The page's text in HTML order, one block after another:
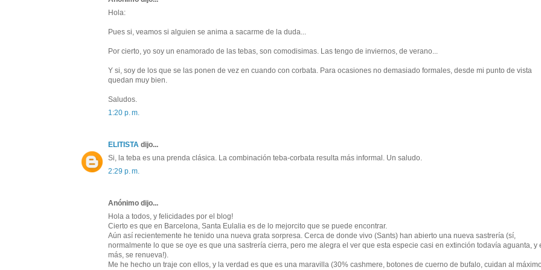
Hola:
Pues si, veamos si alguien se anima a sacarme de la duda...
Por cierto, yo soy un enamorado de las tebas, son comodisimas. Las tengo de inviernos, de verano...
Y si, soy de los que se las ponen de vez en cuando con corbata. Para ocasiones no demasiado formales, desde mi punto de vista
quedan muy bien.
Saludos.
1:20 p. m.
ELITISTA dijo...
Si, la teba es una prenda clásica. La combinación teba-corbata resulta más informal. Un saludo.
2:29 p. m.
Anónimo dijo...
Hola a todos, y felicidades por el blog!
Cierto es que en Barcelona, Santa Eulalia es de lo mejorcito que se puede encontrar.
Aún así recientemente he tenido una nueva grata sorpresa. Cerca de donde vivo (Sants) han abierto una nueva sastrería (sí,
normalmente lo que se oye es que una sastrería cierra, pero me alegra el ver que esta especie casi en extinción todavía aguanta, y
más, se renueva!).
Me he hecho un traje con ellos, y la verdad es que es una maravilla (30% cashmere, botones de cuerno de bufalo, cuidan al